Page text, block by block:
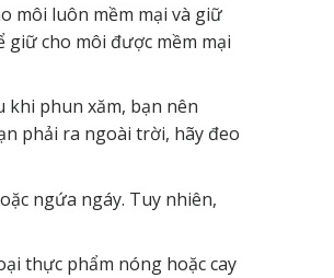
môi luôn mềm mại và giữ
giữ cho môi được mềm mại
phun xăm, bạn nên
phải ra ngoài trời, hãy đeo
ngứa ngáy. Tuy nhiên,
thực phẩm nóng hoặc cay